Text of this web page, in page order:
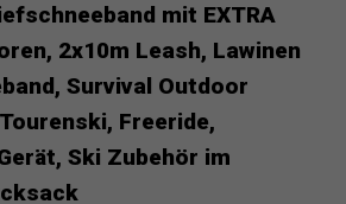
mit EXTRA
2x10m Leash, Lawinen
Survival Outdoor
Freeride,
Ski Zubehör im